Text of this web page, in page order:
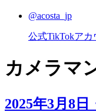
@acosta_jp
公式TikTokアカ
カメラマ
2025年3月8